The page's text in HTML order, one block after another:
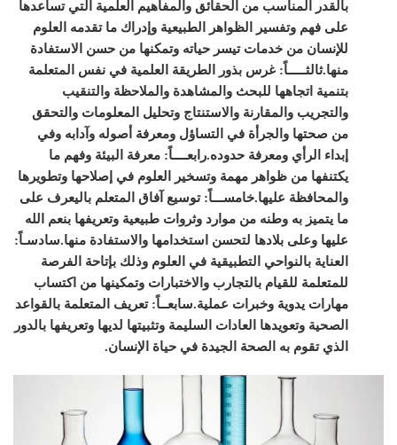
بالقدر المناسب من الحقائق والمفاهيم العلمية التي تساعدها
على فهم وتفسير الظواهر الطبيعية وإدراك ما تقدمه العلوم
للإنسان من خدمات تيسر حياته وتمكنها من حسن الاستفادة
منها.ثالثـــــاً: غرس بذور الطريقة العلمية في نفس المتعلمة
بتنمية اتجاهها للبحث والمشاهدة والملاحظة والتنقيب
والتجريب والمقارنة والاستنتاج وتحليل المعلومات والتحقق
من صحتها والجرأة في التساؤل ومعرفة أصوله وآدابه وفي
إبداء الرأي ومعرفة حدوده.رابعــــاً: معرفة البيئة وفهم ما
يكتنفها من ظواهر مهمة وتسخير العلوم في إصلاحها وتطويرها
والمحافظة عليها.خامســـاً: توسيع آفاق المتعلم باليعرف على
ما يتميز به وطنه من موارد وثروات طبيعية وتعريفها بنعم الله
عليها وعلى بلادها لتحسن استخدامها والاستفادة منها.سادسـاً:
العناية بالنواحي التطبيقية في العلوم وذلك بإتاحة الفرصة
للمتعلمة للقيام بالتجارب والاختبارات وتمكينها من اكتساب
مهارات يدوية وخبرات عملية.سابعــاً: تعريف المتعلمة بالقواعد
الصحية وتعويدها العادات السليمة وتثبيتها لديها وتعريفها بالدور
الذي تقوم به الصحة الجيدة في حياة الإنسان.